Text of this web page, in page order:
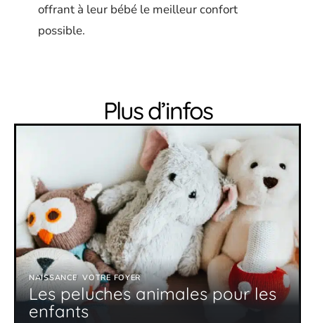
offrant à leur bébé le meilleur confort
possible.
Plus d’infos
NAISSANCE VOTRE FOYER
Les peluches animales pour les
enfants